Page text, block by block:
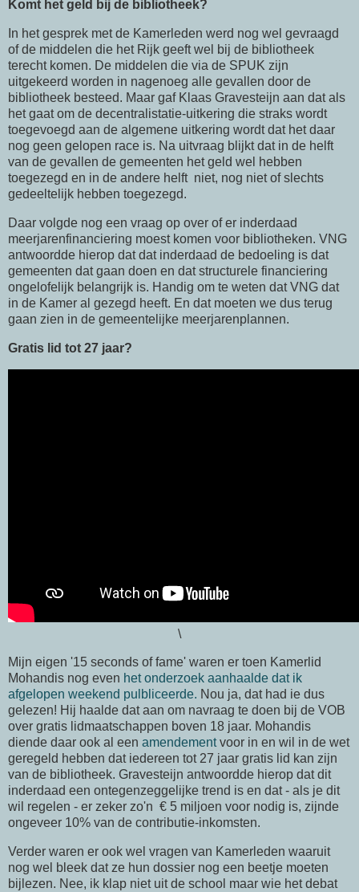
Komt het geld bij de bibliotheek?
In het gesprek met de Kamerleden werd nog wel gevraagd
of de middelen die het Rijk geeft wel bij de bibliotheek
terecht komen. De middelen die via de SPUK zijn
uitgekeerd worden in nagenoeg alle gevallen door de
bibliotheek besteed. Maar gaf Klaas Gravesteijn aan dat als
het gaat om de decentralistatie-uitkering die straks wordt
toegevoegd aan de algemene uitkering wordt dat het daar
nog geen gelopen race is. Na uitvraag blijkt dat in de helft
van de gevallen de gemeenten het geld wel hebben
toegezegd en in de andere helft niet, nog niet of slechts
gedeeltelijk hebben toegezegd.
Daar volgde nog een vraag op over of er inderdaad
meerjarenfinanciering moest komen voor bibliotheken. VNG
antwoordde hierop dat dat inderdaad de bedoeling is dat
gemeenten dat gaan doen en dat structurele financiering
ongelofelijk belangrijk is. Handig om te weten dat VNG dat
in de Kamer al gezegd heeft. En dat moeten we dus terug
gaan zien in de gemeentelijke meerjarenplannen.
Gratis lid tot 27 jaar?
\
Mijn eigen '15 seconds of fame' waren er toen Kamerlid
Mohandis nog even het onderzoek aanhaalde dat ik
afgelopen weekend pulbliceerde. Nou ja, dat had ie dus
gelezen! Hij haalde dat aan om navraag te doen bij de VOB
over gratis lidmaatschappen boven 18 jaar. Mohandis
diende daar ook al een amendementvoor in en wil in de wet
geregeld hebben dat iedereen tot 27 jaar gratis lid kan zijn
van de bibliotheek. Gravesteijn antwoordde hierop dat dit
inderdaad een ontegenzeggelijke trend is en dat - als je dit
wil regelen - er zeker zo'n € 5 miljoen voor nodig is, zijnde
ongeveer 10% van de contributie-inkomsten.
Verder waren er ook wel vragen van Kamerleden waaruit
nog wel bleek dat ze hun dossier nog een beetje moeten
bijlezen. Nee, ik klap niet uit de school maar wie het debat